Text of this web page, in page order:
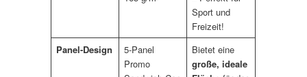
Sport und
Freizeit!
Panel-Design
5-Panel
Promo
Bietet eine
große, ideale